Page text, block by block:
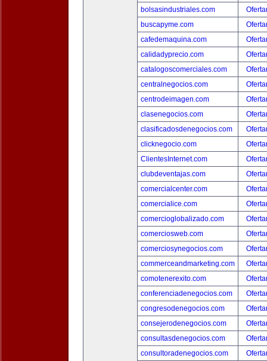
bolsasindustriales.com
buscapyme.com
cafedemaquina.com
calidadyprecio.com
catalogoscomerciales.com
centralnegocios.com
centrodeimagen.com
clasenegocios.com
clasificadosdenegocios.com
clicknegocio.com
ClientesInternet.com
clubdeventajas.com
comercialcenter.com
comercialice.com
comercioglobalizado.com
comerciosweb.com
comerciosynegocios.com
commerceandmarketing.com
comotenerexito.com
conferenciadenegocios.com
congresodenegocios.com
consejerodenegocios.com
consultasdenegocios.com
consultoradenegocios.com